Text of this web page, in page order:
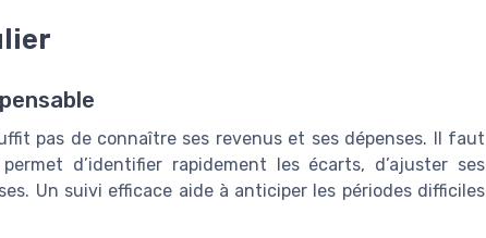
pas de connaître ses revenus et ses dépenses. Il faut
d’identifier rapidement les écarts, d’ajuster ses
Un suivi efficace aide à anticiper les périodes difficiles